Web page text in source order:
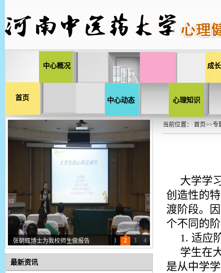
首页
中心概况
中心动态 心理知识
成
1 2 3 4
张朝辉博士为我校师生做报告
最新资讯
当前位置： 首页>>专
大学学
创造性的
渡阶段。
个不同的
1. 适应
学生在
是从中学